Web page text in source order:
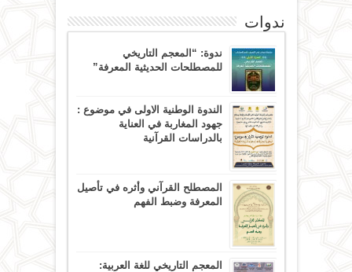
ندوات
ندوة: “المعجم التاريخي
للمصطلحات الحديثية المعرفة”
الندوة الوطنية الاولى في موضوع :
جهود المغاربة في العناية
بالدراسات القرآنية
المصطلح القرآني وأثره في تأصيل
المعرفة وضبط الفهم
المعجم التاريخي للغة العربية: